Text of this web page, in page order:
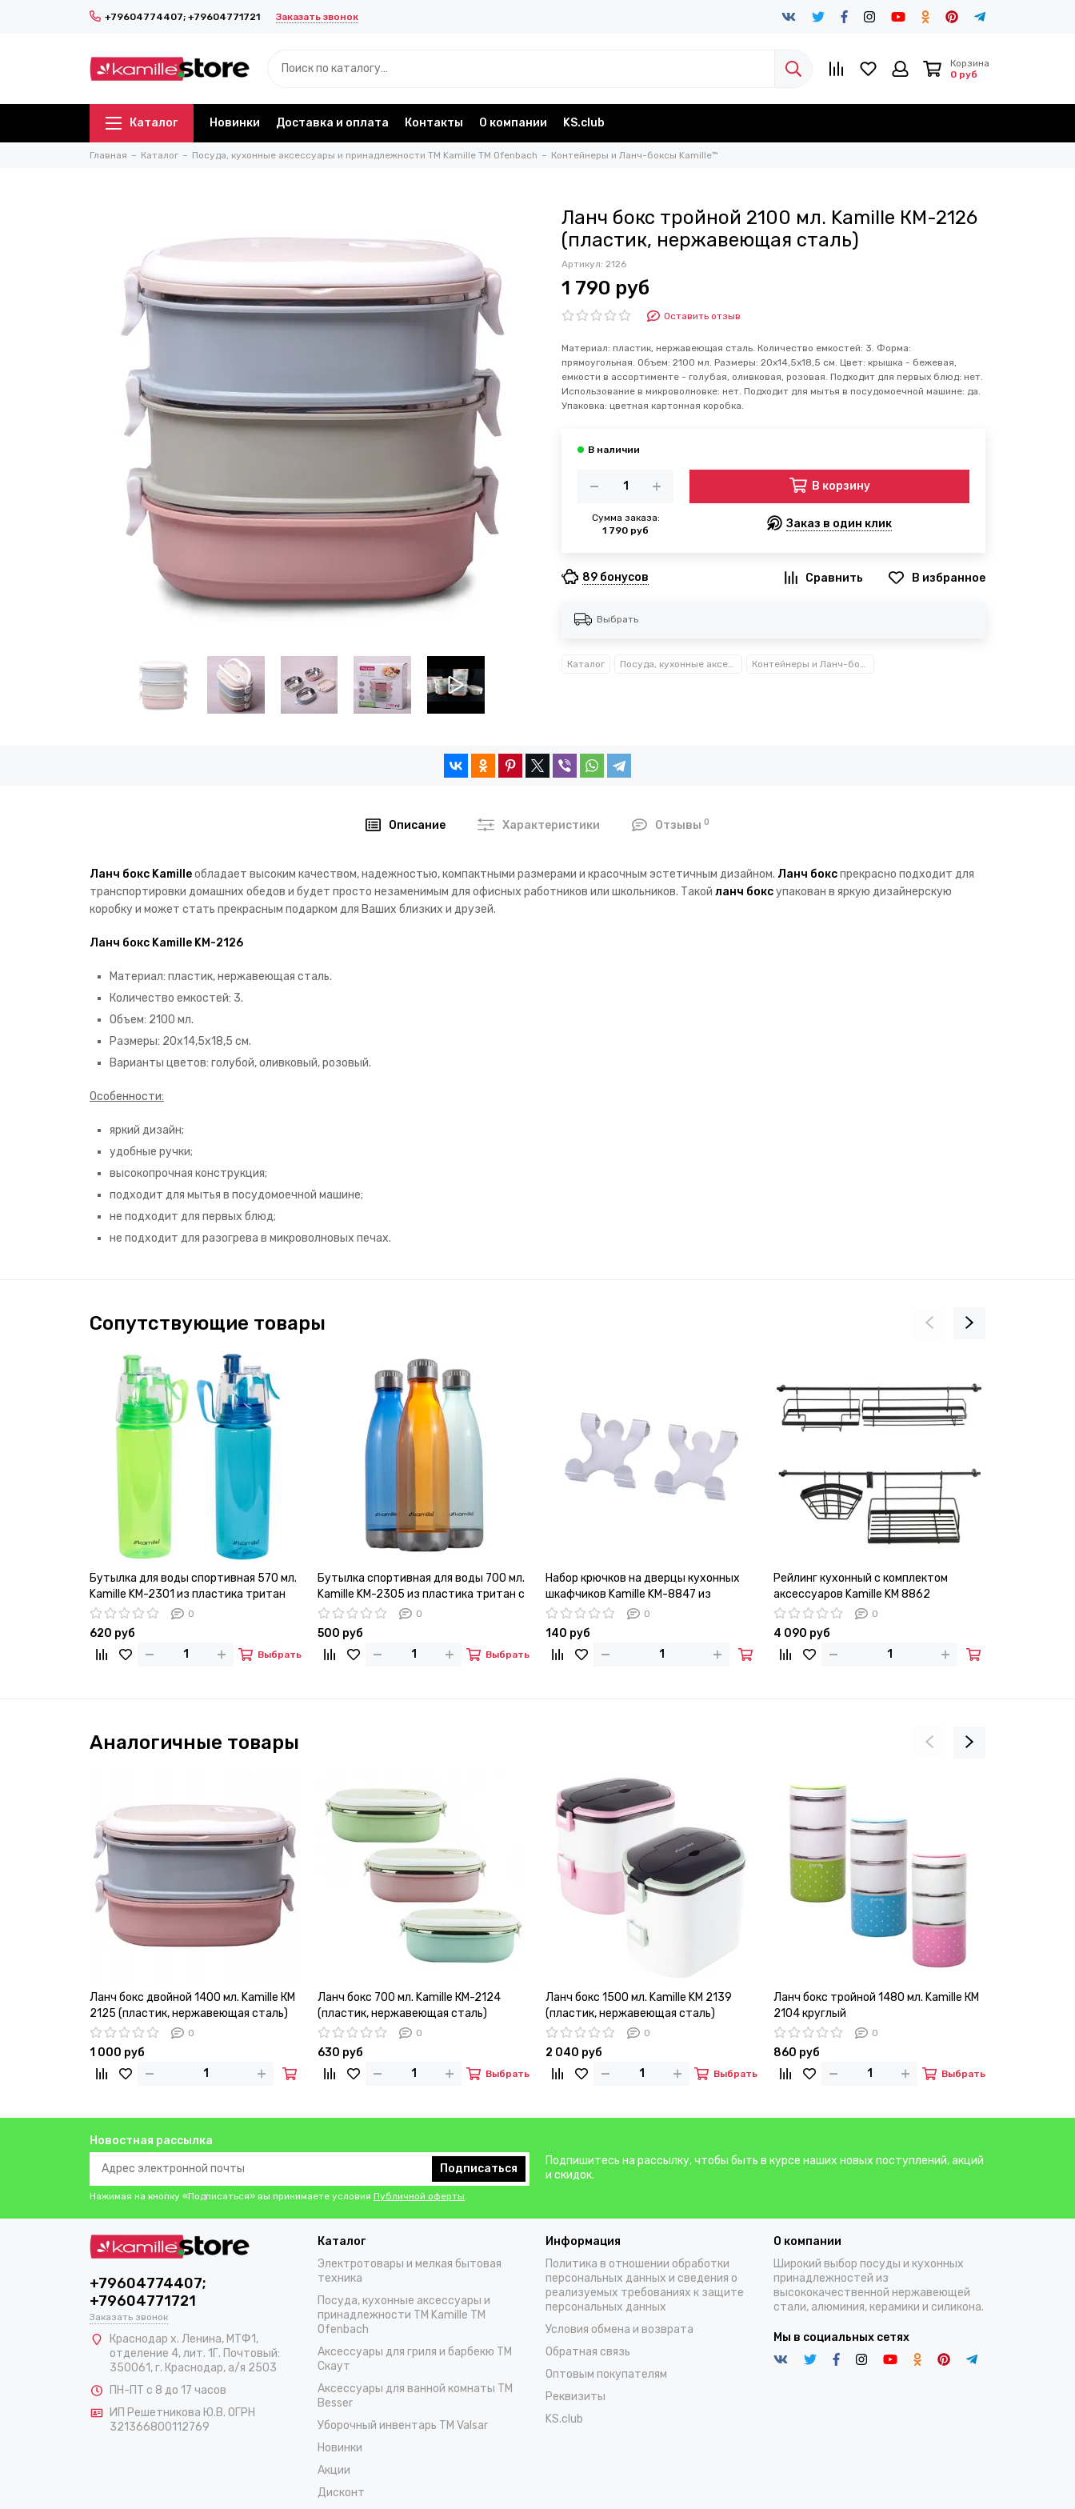
+79604774407; +79604771721 Заказать звонок
Корзина
0 руб
Каталог Новинки Доставка и оплата Контакты О компании KS.club
Главная Каталог Посуда, кухонные аксессуары и принадлежности TM Kamille TM Ofenbach Контейнеры и Ланч-боксы Kamille™
Ланч бокс тройной 2100 мл. Kamille КМ-2126
(пластик, нержавеющая сталь)
Артикул: 2126
1 790 руб
Оставить отзыв
Материал: пластик, нержавеющая сталь. Количество емкостей: 3. Форма:
прямоугольная. Объем: 2100 мл. Размеры: 20х14,5х18,5 см. Цвет: крышка - бежевая,
емкости в ассортименте - голубая, оливковая, розовая. Подходит для первых блюд: нет.
Использование в микроволновке: нет. Подходит для мытья в посудомоечной машине: да.
Упаковка: цветная картонная коробка.
Сумма заказа:
1 790 руб
В корзину
Заказ в один клик
89 бонусов В избранное
Выбрать
Каталог Посуда, кухонные аксессуары и принадлежности TM Kamille TM Ofenbach Контейнеры и Ланч-боксы Kamille™
Описание Характеристики Отзывы 0
Ланч бокс Kamilleобладает высоким качеством, надежностью, компактными размерами и красочным эстетичным дизайном. Ланч бокспрекрасно подходит для
транспортировки домашних обедов и будет просто незаменимым для офисных работников или школьников. Такой ланч боксупакован в яркую дизайнерскую
коробку и может стать прекрасным подарком для Ваших близких и друзей.
Ланч бокс Kamille KM-2126
Материал: пластик, нержавеющая сталь.
Количество емкостей: 3.
Объем: 2100 мл.
Размеры: 20х14,5х18,5 см.
Варианты цветов: голубой, оливковый, розовый.
Особенности:
яркий дизайн;
удобные ручки;
высокопрочная конструкция;
подходит для мытья в посудомоечной машине;
не подходит для первых блюд;
не подходит для разогрева в микроволновых печах.
Сопутствующие товары
Бутылка для воды спортивная 570 мл.
Kamille KM-2301 из пластика тритан
0
620 руб
Выбрать
Бутылка спортивная для воды 700 мл.
Kamille KM-2305 из пластика тритан с
металлическим дном
0
500 руб
Выбрать
Набор крючков на дверцы кухонных
шкафчиков Kamille KM-8847 из
нержавеющей стали
0
140 руб
Рейлинг кухонный с комплектом
аксессуаров Kamille KM 8862
0
4 090 руб
Аналогичные товары
Ланч бокс двойной 1400 мл. Kamille КМ
2125 (пластик, нержавеющая сталь)
0
1 000 руб
Ланч бокс 700 мл. Kamille КМ-2124
(пластик, нержавеющая сталь)
0
630 руб
Выбрать
Ланч бокс 1500 мл. Kamille KM 2139
(пластик, нержавеющая сталь)
0
2 040 руб
Выбрать
Ланч бокс тройной 1480 мл. Kamille КМ
2104 круглый
0
860 руб
Выбрать
Новостная рассылка
Подписаться
Нажимая на кнопку «Подписаться» вы принимаете условия Публичной оферты.
Подпишитесь на рассылку, чтобы быть в курсе наших новых поступлений, акций
и скидок.
+79604774407;
+79604771721
Заказать звонок
Краснодар х. Ленина, МТФ1,
отделение 4, лит. 1Г. Почтовый:
350061, г. Краснодар, а/я 2503
ПН-ПТ с 8 до 17 часов
ИП Решетникова Ю.В. ОГРН
321366800112769
Каталог
Электротовары и мелкая бытовая
техника
Посуда, кухонные аксессуары и
принадлежности TM Kamille TM
Ofenbach
Аксессуары для гриля и барбекю TM
Скаут
Аксессуары для ванной комнаты TM
Besser
Уборочный инвентарь TM Valsar
Новинки
Акции
Дисконт
Информация
Политика в отношении обработки
персональных данных и сведения о
реализуемых требованиях к защите
персональных данных
Условия обмена и возврата
Обратная связь
Оптовым покупателям
Реквизиты
KS.club
О компании
Широкий выбор посуды и кухонных
принадлежностей из
высококачественной нержавеющей
стали, алюминия, керамики и силикона.
Мы в социальных сетях